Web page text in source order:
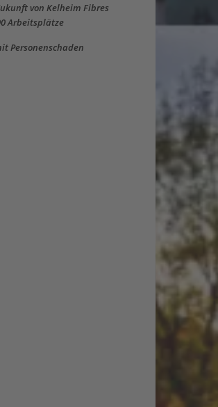
von Kelheim Fibres
Arbeitsplätze
Personenschaden